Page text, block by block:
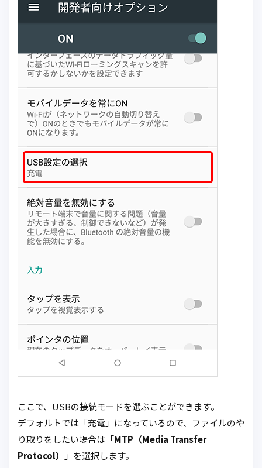
ここで、USBの接続モードを選ぶことができます。
デフォルトでは「充電」になっているので、ファイルのや
り取りをしたい場合は「MTP（Media Transfer
Protocol）
」を選択します。